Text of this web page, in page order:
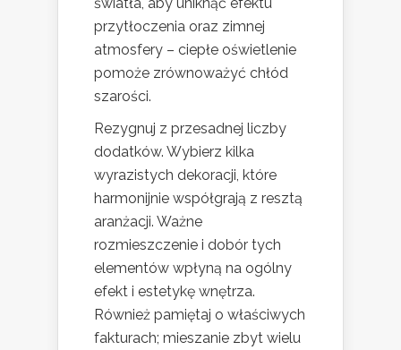
światła, aby uniknąć efektu
przytłoczenia oraz zimnej
atmosfery – ciepłe oświetlenie
pomoże zrównoważyć chłód
szarości.
Rezygnuj z przesadnej liczby
dodatków. Wybierz kilka
wyrazistych dekoracji, które
harmonijnie współgrają z resztą
aranżacji. Ważne
rozmieszczenie i dobór tych
elementów wpłyną na ogólny
efekt i estetykę wnętrza.
Również pamiętaj o właściwych
fakturach; mieszanie zbyt wielu